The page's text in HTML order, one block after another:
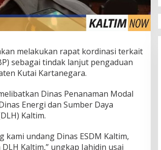
melakukan rapat kordinasi terkait
sebagai tindak lanjut pengaduan
Kutai Kartanegara.
Dinas Penanaman Modal
Energi dan Sumber Daya
Kaltim.
kami undang Dinas ESDM Kaltim,
Kaltim,” ungkap Jahidin usai